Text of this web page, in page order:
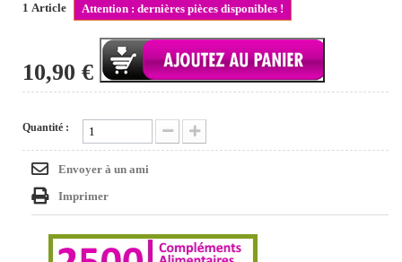
1 Article Attention : dernières pièces disponibles !
10,90 €
Quantité :
Envoyer à un ami
Imprimer